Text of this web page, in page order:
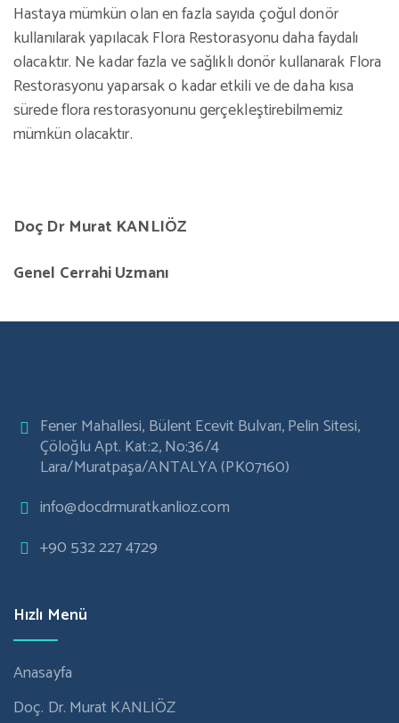
Hastaya mümkün olan en fazla sayıda çoğul donör
kullanılarak yapılacak Flora Restorasyonu daha faydalı
olacaktır. Ne kadar fazla ve sağlıklı donör kullanarak Flora
Restorasyonu yaparsak o kadar etkili ve de daha kısa
sürede flora restorasyonunu gerçekleştirebilmemiz
mümkün olacaktır.
Doç Dr Murat KANLIÖZ
Genel Cerrahi Uzmanı
Fener Mahallesi, Bülent Ecevit Bulvarı, Pelin Sitesi,
Çöloğlu Apt. Kat:2, No:36/4
Lara/Muratpaşa/ANTALYA (PK07160)
info@docdrmuratkanlioz.com
+90 532 227 4729
Hızlı Menü
Anasayfa
Doç. Dr. Murat KANLIÖZ